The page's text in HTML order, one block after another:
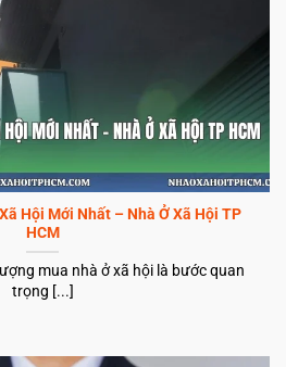
Hội Mới Nhất – Nhà Ở Xã Hội TP
HCM
mua nhà ở xã hội là bước quan
trọng [...]